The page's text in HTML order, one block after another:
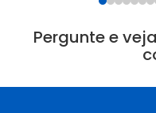
Pergunte e